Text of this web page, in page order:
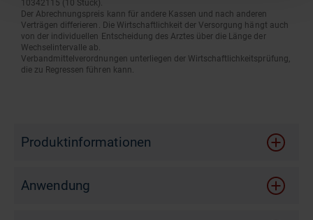
10342115 (10 Stück).
Der Abrechnungspreis kann für andere Kassen und nach anderen
Verträgen differieren. Die Wirtschaftlichkeit der Versorgung hängt auch
von der individuellen Entscheidung des Arztes über die Länge der
Wechselintervalle ab.
Verbandmittelverordnungen unterliegen der Wirtschaftlichkeitsprüfung,
die zu Regressen führen kann.
Produktinformationen
Anwendung